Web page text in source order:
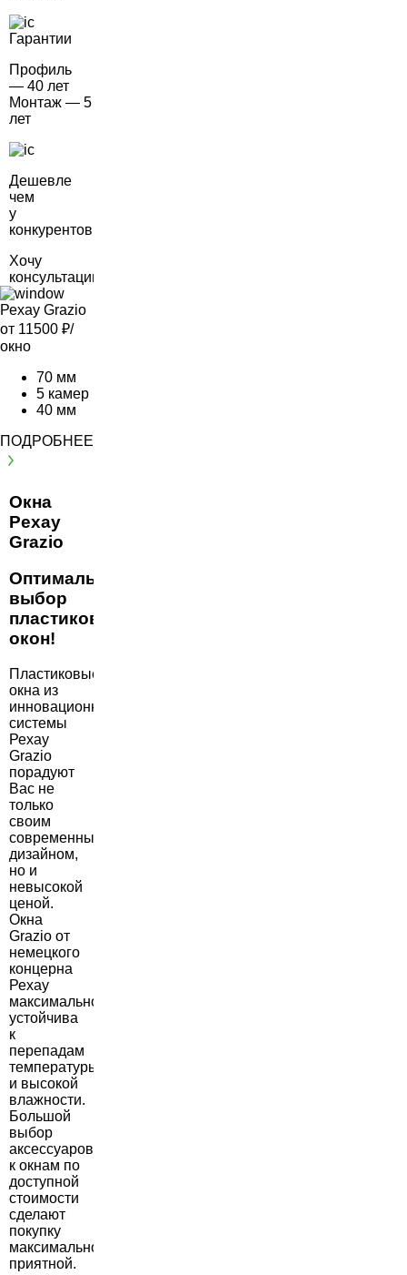
Гарантии
Профиль
— 40 лет
Монтаж — 5
лет
Дешевле
чем
у
конкурентов
Хочу
консультацию
Рехау Grazio
от 11500 ₽/
окно
70 мм
5 камер
40 мм
ПОДРОБНЕЕ
Окна
Рехау
Grazio
Оптимальный
выбор
пластиковых
окон!
Пластиковые
окна из
инновационной
системы
Рехау
Grazio
порадуют
Вас не
только
своим
современным
дизайном,
но и
невысокой
ценой.
Окна
Grazio от
немецкого
концерна
Рехау
максимально
устойчива
к
перепадам
температуры
и высокой
влажности.
Большой
выбор
аксессуаров
к окнам по
доступной
стоимости
сделают
покупку
максимально
приятной.